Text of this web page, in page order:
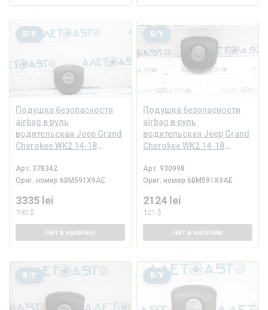
Подушка безопасности
airbag в руль
водительская Jeep Grand
Cherokee WK2 14-18
Б/У
Арт. 378342
Ориг. номер 6BM591X9AE
3335 lei
190 $
Нет в наличии
Подушка безопасности
airbag в руль
водительская Jeep Grand
Cherokee WK2 14-18
Б/У
Арт. 930998
Ориг. номер 6BM591X9AE
2124 lei
121 $
Нет в наличии
Б/У Б/У